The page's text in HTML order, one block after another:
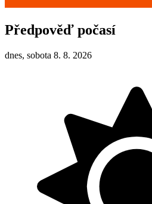
Předpověď počasí
dnes, sobota 8. 8. 2026